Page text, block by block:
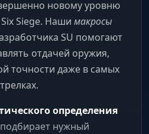
новому уровню
Siege. Наши макросы
SU помогают
отдачей оружия,
точности даже в самых
определения
нужный